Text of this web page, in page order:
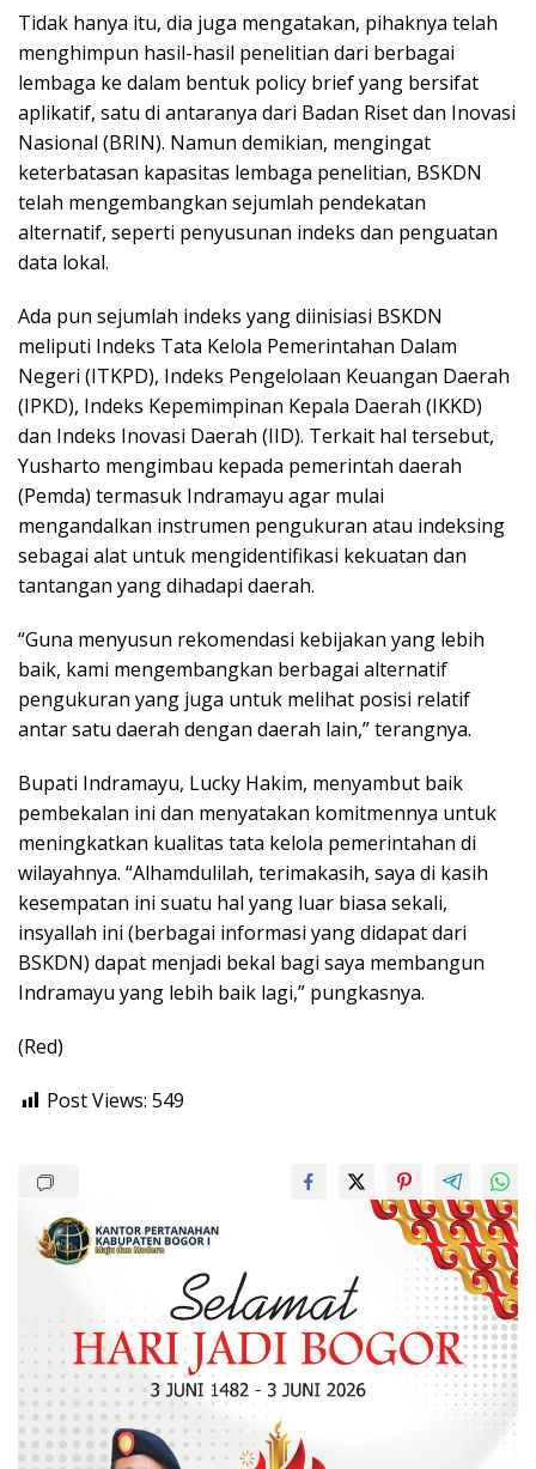
Tidak hanya itu, dia juga mengatakan, pihaknya telah
menghimpun hasil-hasil penelitian dari berbagai
lembaga ke dalam bentuk policy brief yang bersifat
aplikatif, satu di antaranya dari Badan Riset dan Inovasi
Nasional (BRIN). Namun demikian, mengingat
keterbatasan kapasitas lembaga penelitian, BSKDN
telah mengembangkan sejumlah pendekatan
alternatif, seperti penyusunan indeks dan penguatan
data lokal.
Ada pun sejumlah indeks yang diinisiasi BSKDN
meliputi Indeks Tata Kelola Pemerintahan Dalam
Negeri (ITKPD), Indeks Pengelolaan Keuangan Daerah
(IPKD), Indeks Kepemimpinan Kepala Daerah (IKKD)
dan Indeks Inovasi Daerah (IID). Terkait hal tersebut,
Yusharto mengimbau kepada pemerintah daerah
(Pemda) termasuk Indramayu agar mulai
mengandalkan instrumen pengukuran atau indeksing
sebagai alat untuk mengidentifikasi kekuatan dan
tantangan yang dihadapi daerah.
“Guna menyusun rekomendasi kebijakan yang lebih
baik, kami mengembangkan berbagai alternatif
pengukuran yang juga untuk melihat posisi relatif
antar satu daerah dengan daerah lain,” terangnya.
Bupati Indramayu, Lucky Hakim, menyambut baik
pembekalan ini dan menyatakan komitmennya untuk
meningkatkan kualitas tata kelola pemerintahan di
wilayahnya. “Alhamdulilah, terimakasih, saya di kasih
kesempatan ini suatu hal yang luar biasa sekali,
insyallah ini (berbagai informasi yang didapat dari
BSKDN) dapat menjadi bekal bagi saya membangun
Indramayu yang lebih baik lagi,” pungkasnya.
(Red)
Post Views: 549